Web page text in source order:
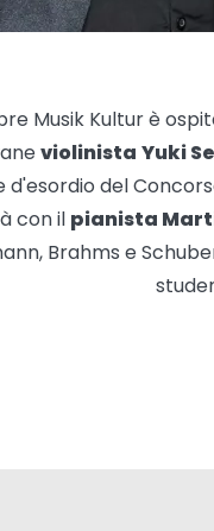
Musik Kultur è
violinista Yuki
d'esordio del
con il pianista
Brahms e